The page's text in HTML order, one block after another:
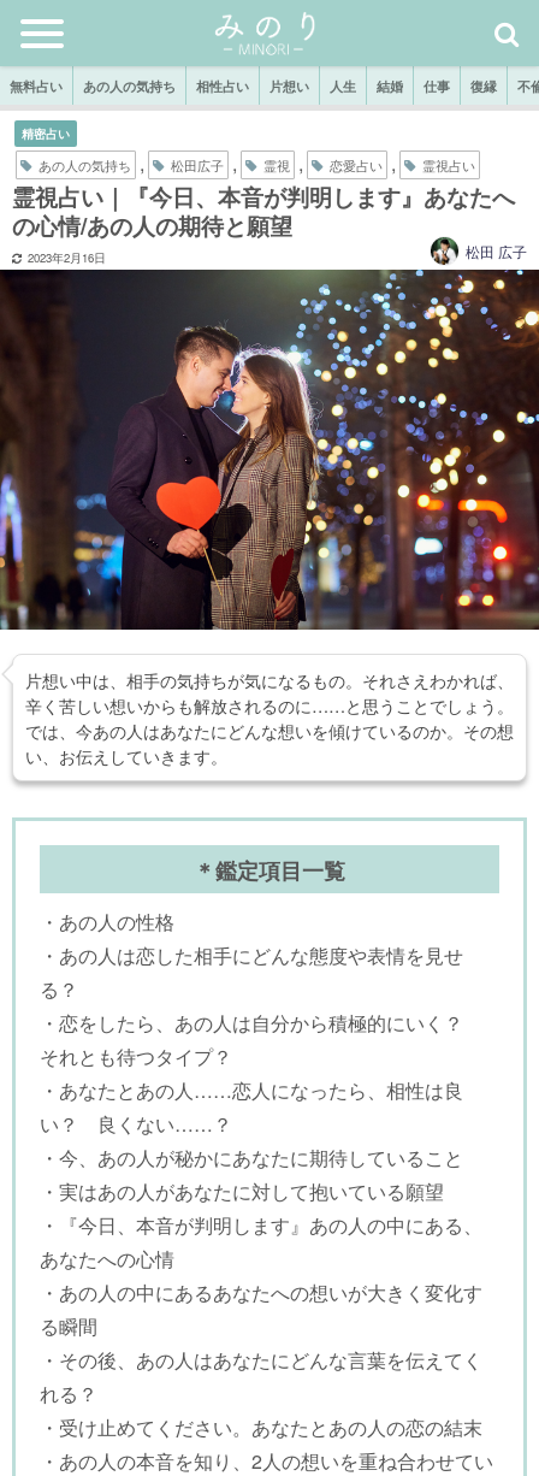
無料占い あの人の気持ち 相性占い 片想い 人生 結婚 仕事 復縁 不
精密占い
あの人の気持ち , 松田広子 , 霊視 , 恋愛占い , 霊視占い
霊視占い｜『今日、本音が判明します』あなたへ
の心情/あの人の期待と願望
2023年2月16日 松田 広子
片想い中は、相手の気持ちが気になるもの。それさえわかれば、
辛く苦しい想いからも解放されるのに……と思うことでしょう。
では、今あの人はあなたにどんな想いを傾けているのか。その想
い、お伝えしていきます。
＊鑑定項目一覧
・あの人の性格
・あの人は恋した相手にどんな態度や表情を見せ
る？
・恋をしたら、あの人は自分から積極的にいく？
それとも待つタイプ？
・あなたとあの人……恋人になったら、相性は良
い？ 良くない……？
・今、あの人が秘かにあなたに期待していること
・実はあの人があなたに対して抱いている願望
・『今日、本音が判明します』あの人の中にある、
あなたへの心情
・あの人の中にあるあなたへの想いが大きく変化す
る瞬間
・その後、あの人はあなたにどんな言葉を伝えてく
れる？
・受け止めてください。あなたとあの人の恋の結末
・あの人の本音を知り、2人の想いを重ね合わせてい